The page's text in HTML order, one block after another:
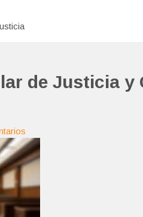
de Justicia y